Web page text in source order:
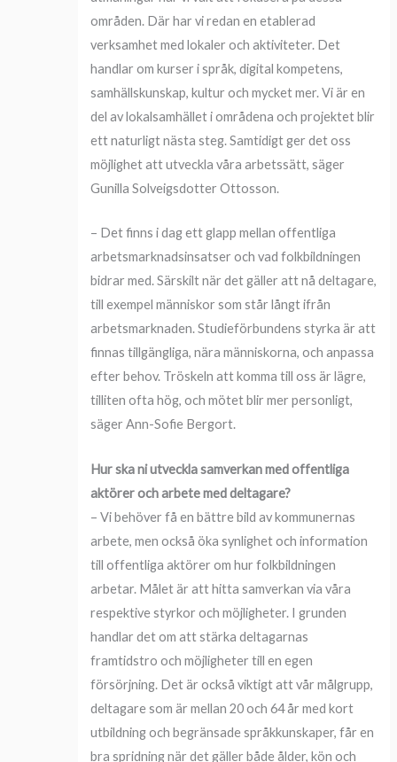
områden. Där har vi redan en etablerad
verksamhet med lokaler och aktiviteter. Det
handlar om kurser i språk, digital kompetens,
samhällskunskap, kultur och mycket mer. Vi är en
del av lokalsamhället i områdena och projektet blir
ett naturligt nästa steg. Samtidigt ger det oss
möjlighet att utveckla våra arbetssätt, säger
Gunilla Solveigsdotter Ottosson.
– Det finns i dag ett glapp mellan offentliga
arbetsmarknadsinsatser och vad folkbildningen
bidrar med. Särskilt när det gäller att nå deltagare,
till exempel människor som står långt ifrån
arbetsmarknaden. Studieförbundens styrka är att
finnas tillgängliga, nära människorna, och anpassa
efter behov. Tröskeln att komma till oss är lägre,
tilliten ofta hög, och mötet blir mer personligt,
säger Ann-Sofie Bergort.
Hur ska ni utveckla samverkan med offentliga
aktörer och arbete med deltagare?
– Vi behöver få en bättre bild av kommunernas
arbete, men också öka synlighet och information
till offentliga aktörer om hur folkbildningen
arbetar. Målet är att hitta samverkan via våra
respektive styrkor och möjligheter. I grunden
handlar det om att stärka deltagarnas
framtidstro och möjligheter till en egen
försörjning. Det är också viktigt att vår målgrupp,
deltagare som är mellan 20 och 64 år med kort
utbildning och begränsade språkkunskaper, får en
bra spridning när det gäller både ålder, kön och